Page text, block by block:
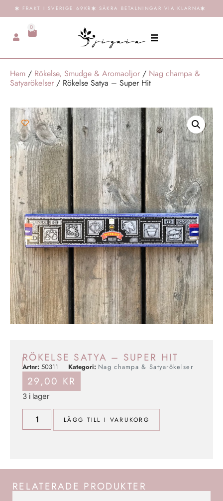
FRAKT I SVERIGE 69KR SÄKRA BETALNINGAR VIA KLARNA
0
Hem / Rökelse, Smudge & Aromaoljor / Nag champa &
Satyarökelser / Rökelse Satya – Super Hit
RÖKELSE SATYA – SUPER HIT
Artnr: 50311 Kategori: Nag champa & Satyarökelser
29,00 KR
3 i lager
LÄGG TILL I VARUKORG
RELATERADE PRODUKTER